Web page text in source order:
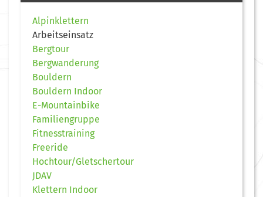
Alpinklettern
Arbeitseinsatz
Bergtour
Bergwanderung
Bouldern
Bouldern Indoor
E-Mountainbike
Familiengruppe
Fitnesstraining
Freeride
Hochtour/Gletschertour
JDAV
Klettern Indoor